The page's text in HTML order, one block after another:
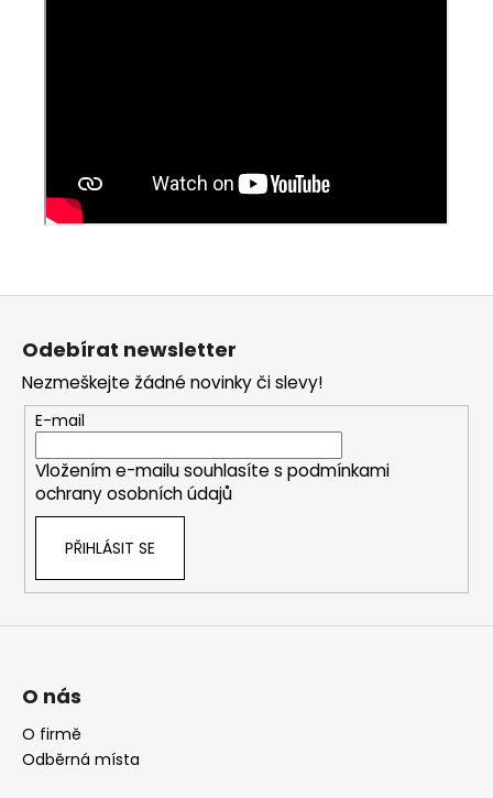
Z
Odebírat newsletter
Nezmeškejte žádné novinky či slevy!
E-mail
Vložením e-mailu souhlasíte s podmínkami
ochrany osobních údajů
PŘIHLÁSIT SE
O nás
O firmě
Odběrná místa